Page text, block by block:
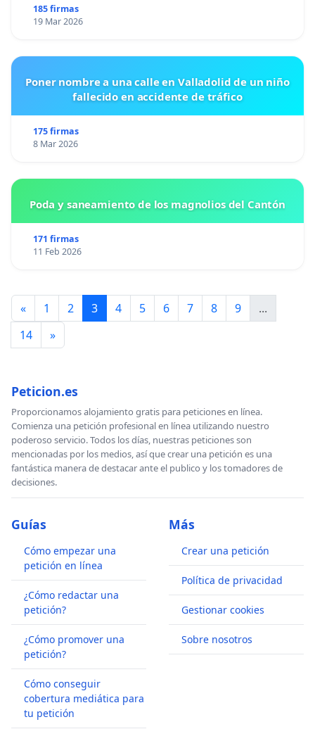
185 firmas
19 Mar 2026
Poner nombre a una calle en Valladolid de un niño
fallecido en accidente de tráfico
175 firmas
8 Mar 2026
Poda y saneamiento de los magnolios del Cantón
171 firmas
11 Feb 2026
« 1 2 3 4 5 6 7 8 9
...
14
»
Peticion.es
Proporcionamos alojamiento gratis para peticiones en línea.
Comienza una petición profesional en línea utilizando nuestro
poderoso servicio. Todos los días, nuestras peticiones son
mencionadas por los medios, así que crear una petición es una
fantástica manera de destacar ante el publico y los tomadores de
decisiones.
Guías
Cómo empezar una
petición en línea
¿Cómo redactar una
petición?
¿Cómo promover una
petición?
Cómo conseguir
cobertura mediática para
tu petición
Más
Crear una petición
Política de privacidad
Gestionar cookies
Sobre nosotros